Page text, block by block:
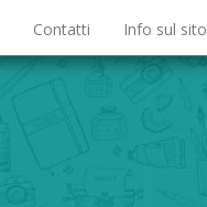
Contatti Info sul sito